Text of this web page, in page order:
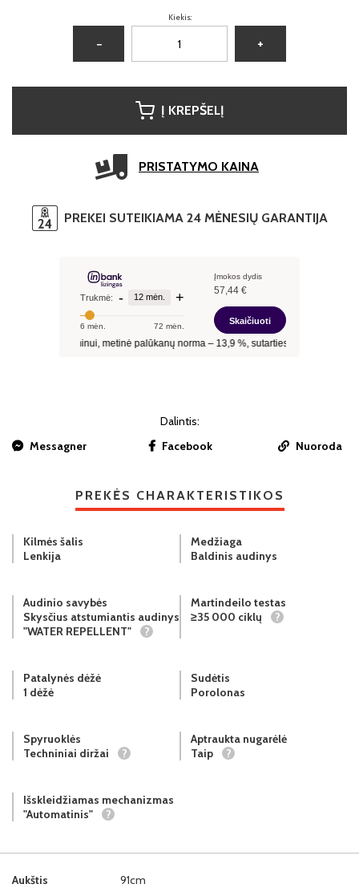
Kiekis:
− +
Į KREPŠELĮ
PRISTATYMO KAINA
PREKEI SUTEIKIAMA 24 MĖNESIŲ GARANTIJA
Dalintis:
Messagner
Facebook Nuoroda
PREKĖS CHARAKTERISTIKOS
Aukštis 91cm
Kilmės šalis
Lenkija
Medžiaga
Baldinis audinys
Audinio savybės
Skysčius atstumiantis audinys
"WATER REPELLENT"
?
Martindeilo testas
≥35 000 ciklų
?
Patalynės dėžė
1 dėžė
Sudėtis
Porolonas
Spyruoklės
Techniniai diržai
?
Aptraukta nugarėlė
Taip
?
Išskleidžiamas mechanizmas
"Automatinis"
?